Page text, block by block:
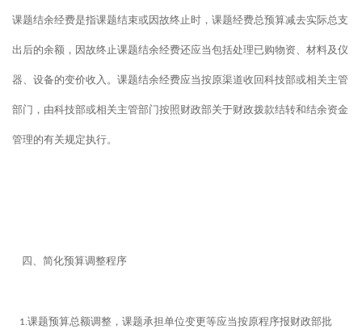
课题结余经费是指课题结束或因故终止时，课题经费总预算减去实际总支
出后的余额，因故终止课题结余经费还应当包括处理已购物资、材料及仪
器、设备的变价收入。课题结余经费应当按原渠道收回科技部或相关主管
部门，由科技部或相关主管部门按照财政部关于财政拨款结转和结余资金
管理的有关规定执行。
四、简化预算调整程序
1.课题预算总额调整，课题承担单位变更等应当按原程序报财政部批